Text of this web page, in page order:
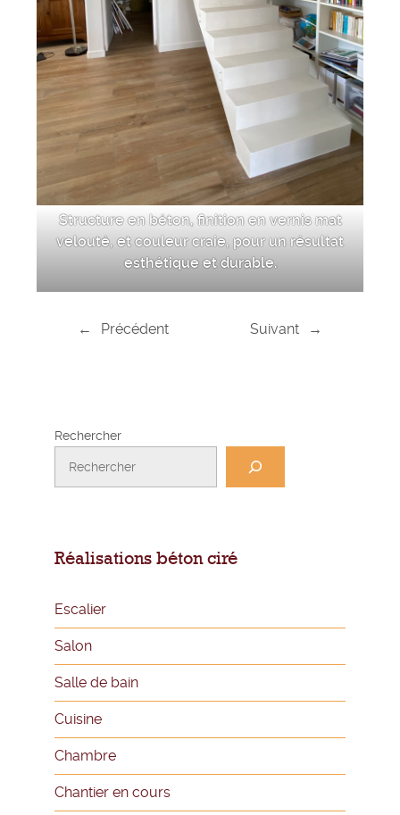
Structure en béton, finition en vernis mat
velouté, et couleur craie, pour un résultat
esthétique et durable.
← Précédent Suivant →
Rechercher
Réalisations béton ciré
Escalier
Salon
Salle de bain
Cuisine
Chambre
Chantier en cours